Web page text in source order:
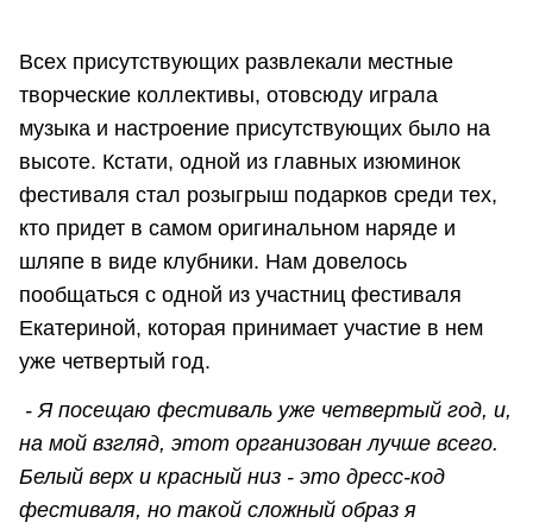
Всех присутствующих развлекали местные
творческие коллективы, отовсюду играла
музыка и настроение присутствующих было на
высоте. Кстати, одной из главных изюминок
фестиваля стал розыгрыш подарков среди тех,
кто придет в самом оригинальном наряде и
шляпе в виде клубники. Нам довелось
пообщаться с одной из участниц фестиваля
Екатериной, которая принимает участие в нем
уже четвертый год.
- Я посещаю фестиваль уже четвертый год, и,
на мой взгляд, этот организован лучше всего.
Белый верх и красный низ - это дресс-код
фестиваля, но такой сложный образ я